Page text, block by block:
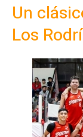
Un
Los